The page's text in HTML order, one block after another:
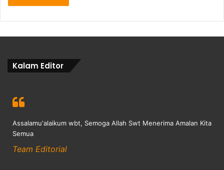
Kalam Editor
Assalamu'alaikum wbt, Semoga Allah Swt Menerima Amalan Kita
Semua
Team Editorial